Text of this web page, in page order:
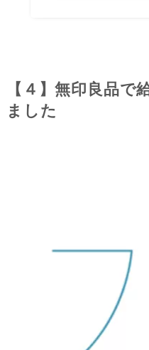
【４】無印良品で
ました